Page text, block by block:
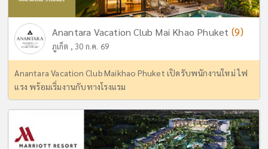
Anantara Vacation Club Mai Khao Phuket (9)
ภูเก็ต , 30 ก.ค. 69
Anantara Vacation Club Maikhao Phuket เปิดรับพนักงานใหม่ ไฟ
แรง พร้อมเริ่มงานกับทางโรงแรม